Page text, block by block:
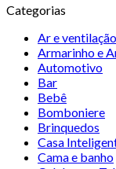
Categorias
Ar e ventilação
Armarinho e
Automotivo
Bar
Bebê
Bomboniere
Brinquedos
Casa
Cama e banho